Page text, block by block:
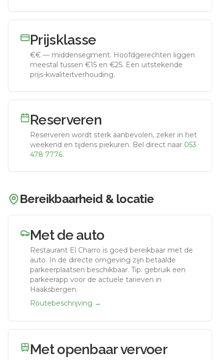
Prijsklasse
€€ — middensegment. Hoofdgerechten liggen
meestal tussen €15 en €25. Een uitstekende
prijs-kwaliteitverhouding.
Reserveren
Reserveren wordt sterk aanbevolen, zeker in het
weekend en tijdens piekuren. Bel direct naar 053
478 7776.
Bereikbaarheid & locatie
Met de auto
Restaurant El Charro is goed bereikbaar met de
auto.
In de directe omgeving zijn betaalde
parkeerplaatsen beschikbaar. Tip: gebruik een
parkeerapp voor de actuele tarieven in
Haaksbergen.
Routebeschrijving →
Met openbaar vervoer